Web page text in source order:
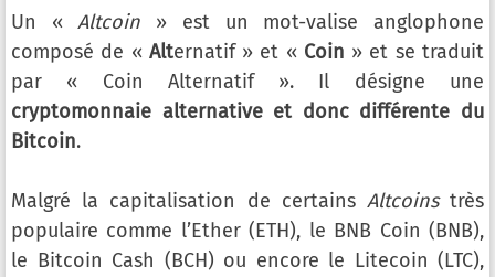
Un «Altcoin » est un mot-valise anglophone
composé de « Alternatif » et « Coin » et se traduit
par « Coin Alternatif ». Il désigne une
cryptomonnaie alternative et donc différente du
Bitcoin.
Malgré la capitalisation de certains Altcoinstrès
populaire comme l’Ether (ETH), le BNB Coin (BNB),
le Bitcoin Cash (BCH) ou encore le Litecoin (LTC),